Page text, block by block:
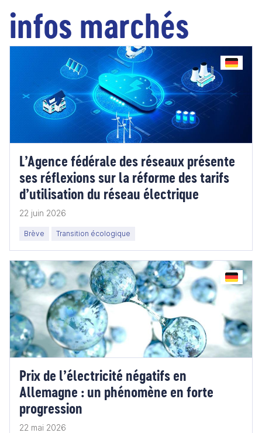
infos marchés
L’Agence fédérale des réseaux présente
ses réflexions sur la réforme des tarifs
d’utilisation du réseau électrique
22 juin 2026
Brève Transition écologique
Prix de l’électricité négatifs en
Allemagne : un phénomène en forte
progression
22 mai 2026